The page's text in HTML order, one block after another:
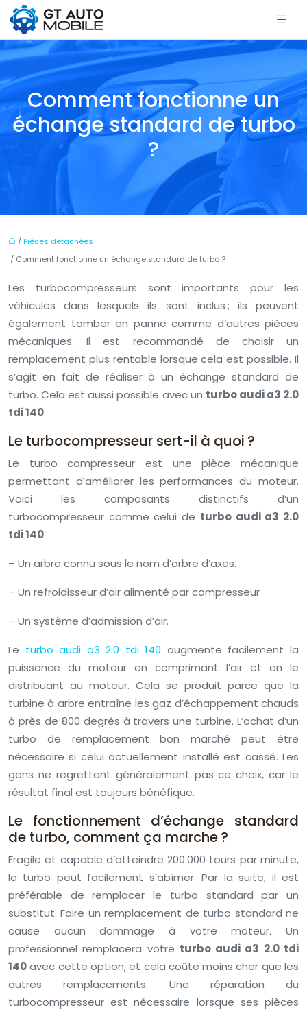
Comment fonctionne un
échange standard de turbo
?
/Pièces détachées
/ Comment fonctionne un échange standard de turbo ?
Les turbocompresseurs sont importants pour les
véhicules dans lesquels ils sont inclus ; ils peuvent
également tomber en panne comme d’autres pièces
mécaniques. Il est recommandé de choisir un
remplacement plus rentable lorsque cela est possible. Il
s’agit en fait de réaliser à un échange standard de
turbo. Cela est aussi possible avec un turbo audi a3 2.0
tdi 140.
Le turbocompresseur sert-il à quoi ?
Le turbo compresseur est une pièce mécanique
permettant d’améliorer les performances du moteur.
Voici les composants distinctifs d’un
turbocompresseur comme celui de turbo audi a3 2.0
tdi 140.
– Un arbre connu sous le nom d’arbre d’axes.
– Un refroidisseur d’air alimenté par compresseur
– Un système d’admission d’air.
Le turbo audi a3 2.0 tdi 140 augmente facilement la
puissance du moteur en comprimant l’air et en le
distribuant au moteur. Cela se produit parce que la
turbine à arbre entraîne les gaz d’échappement chauds
à près de 800 degrés à travers une turbine. L’achat d’un
turbo de remplacement bon marché peut être
nécessaire si celui actuellement installé est cassé. Les
gens ne regrettent généralement pas ce choix, car le
résultat final est toujours bénéfique.
Le fonctionnement d’échange standard
de turbo, comment ça marche ?
Fragile et capable d’atteindre 200 000 tours par minute,
le turbo peut facilement s’abîmer. Par la suite, il est
préférable de remplacer le turbo standard par un
substitut. Faire un remplacement de turbo standard ne
cause aucun dommage à votre moteur. Un
professionnel remplacera votre turbo audi a3 2.0 tdi
140avec cette option, et cela coûte moins cher que les
autres remplacements. Une réparation du
turbocompresseur est nécessaire lorsque ses pièces